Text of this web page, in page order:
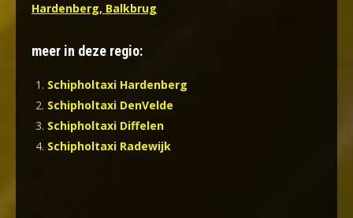
Hardenberg, Balkbrug
meer in deze regio:
Schipholtaxi Hardenberg
Schipholtaxi DenVelde
Schipholtaxi Diffelen
Schipholtaxi Radewijk